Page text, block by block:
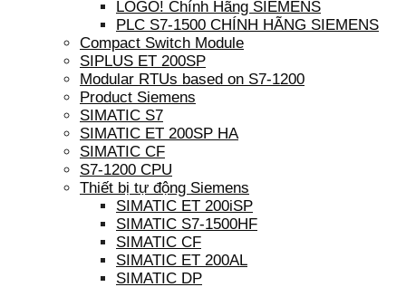
LOGO! Chính Hãng SIEMENS
PLC S7-1500 CHÍNH HÃNG SIEMENS
Compact Switch Module
SIPLUS ET 200SP
Modular RTUs based on S7-1200
Product Siemens
SIMATIC S7
SIMATIC ET 200SP HA
SIMATIC CF
S7-1200 CPU
Thiết bị tự động Siemens
SIMATIC ET 200iSP
SIMATIC S7-1500HF
SIMATIC CF
SIMATIC ET 200AL
SIMATIC DP